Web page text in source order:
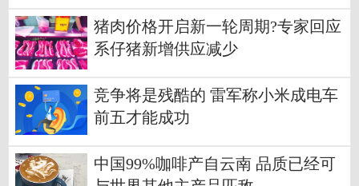
猪肉价格开启新一轮周期?专家回应
系仔猪新增供应减少
竞争将是残酷的 雷军称小米成电车
前五才能成功
中国99%咖啡产自云南 品质已经可